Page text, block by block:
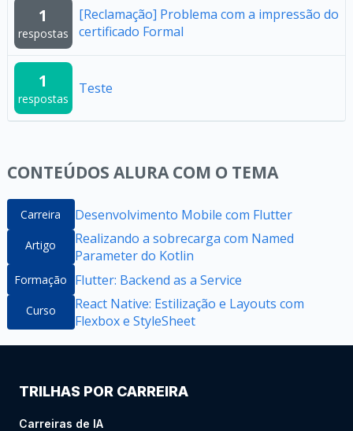
1
respostas
[Reclamação] Problema com a impressão do
certificado Formal
1
respostas
Teste
CONTEÚDOS ALURA COM O TEMA
Carreira Desenvolvimento Mobile com Flutter
Artigo
Realizando a sobrecarga com Named
Parameter do Kotlin
Formação Flutter: Backend as a Service
Curso
React Native: Estilização e Layouts com
Flexbox e StyleSheet
TRILHAS POR CARREIRA
Carreiras de IA